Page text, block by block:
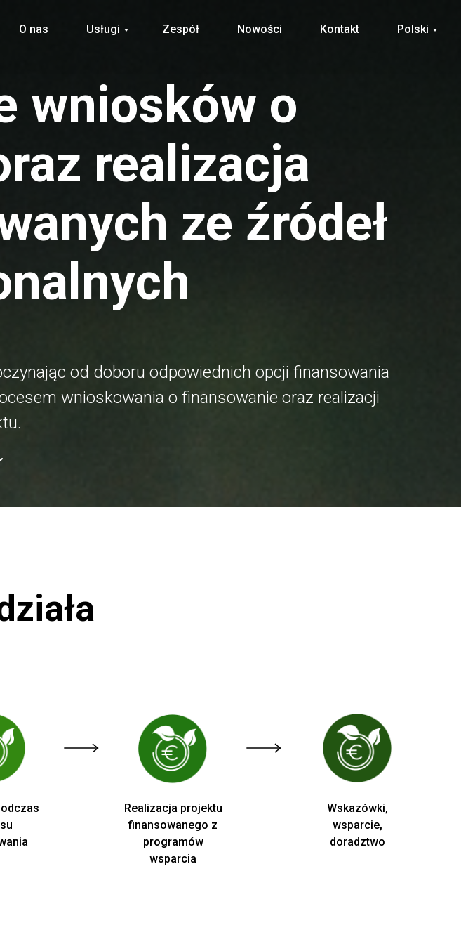
O nas Usługi Zespół Nowości Kontakt Polski
wniosków o
realizacja
ze źródeł
od doboru odpowiednich opcji finansowania
wnioskowania o finansowanie oraz realizacji
Wskazówki,
wsparcie,
doradztwo
Realizacja projektu
finansowanego z
programów
wsparcia